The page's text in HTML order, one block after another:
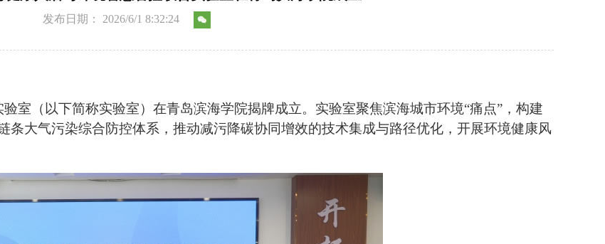
发布日期： 2026/6/1 8:32:24
室（以下简称实验室）在青岛滨海学院揭牌成立。实验室聚焦滨海城市环境“痛点”，构建
条大气污染综合防控体系，推动减污降碳协同增效的技术集成与路径优化，开展环境健康风